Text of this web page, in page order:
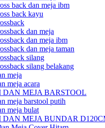
back dan meja ibm
back kayu
dan meja
dan meja ibm
dan meja taman
silang
silang belakang
meja
meja acara
DAN MEJA BARSTOOL
meja barstool putih
meja bulat
DAN MEJA BUNDAR